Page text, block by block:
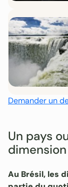
Un pays
Au Brésil, les
Demander un